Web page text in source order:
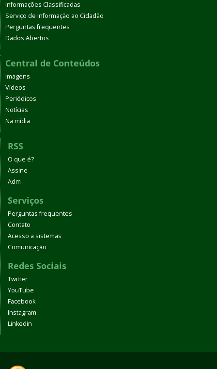
Informações Classificadas
Serviço de Informação ao Cidadão
Perguntas frequentes
Dados Abertos
Central de Conteúdos
Imagens
Vídeos
Periódicos
Notícias
Na mídia
RSS
O que é?
Assine
Adm
Serviços
Perguntas frequentes
Contato
Acesso a sistemas
Comunicação
Redes Sociais
Twitter
YouTube
Facebook
Instagram
Linkedin